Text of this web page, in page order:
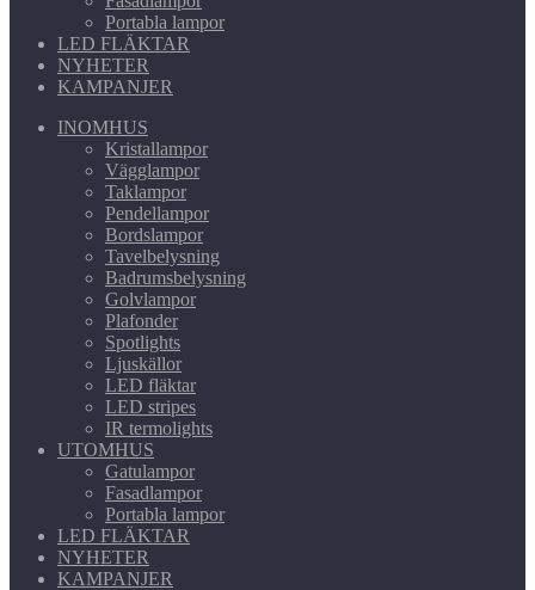
Portabla lampor
LED FLÄKTAR
NYHETER
KAMPANJER
INOMHUS
Kristallampor
Vägglampor
Taklampor
Pendellampor
Bordslampor
Tavelbelysning
Badrumsbelysning
Golvlampor
Plafonder
Spotlights
Ljuskällor
LED fläktar
LED stripes
IR termolights
UTOMHUS
Gatulampor
Fasadlampor
Portabla lampor
LED FLÄKTAR
NYHETER
KAMPANJER